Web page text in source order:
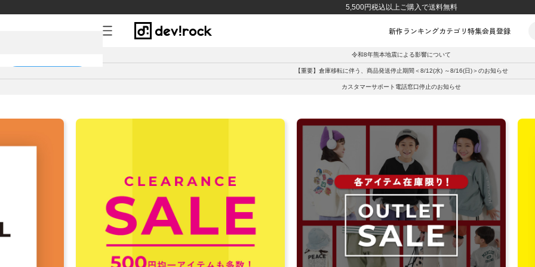
5,500円税込以上ご購入で送料無料
新規会員登録
新作ランキングカテゴリ特集会員登録
令和8年熊本地震による影響について
【重要】倉庫移転に伴う、商品発送停止期間＜8/12(水) ～8/16(日)＞のお知らせ
カスタマーサポート電話窓口停止のお知らせ